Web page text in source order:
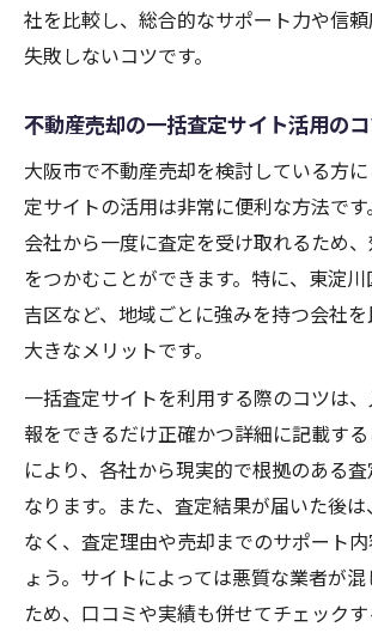
社を比較し、総合的なサポート力や信
失敗しないコツです。
不動産売却の一括査定サイト活用の
大阪市で不動産売却を検討している方
定サイトの活用は非常に便利な方法で
会社から一度に査定を受け取れるため
をつかむことができます。特に、東淀
吉区など、地域ごとに強みを持つ会社
大きなメリットです。
一括査定サイトを利用する際のコツは
報をできるだけ正確かつ詳細に記載す
により、各社から現実的で根拠のある
なります。また、査定結果が届いた後
なく、査定理由や売却までのサポート
ょう。サイトによっては悪質な業者が
ため、口コミや実績も併せてチェック